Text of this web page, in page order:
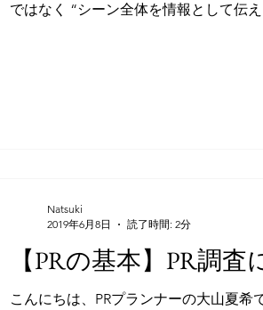
ではなく “シーン全体を情報として伝
【PRの基本】PR調
こんにちは、PRプランナーの大山夏希
Natsuki
2019年6月8日
読了時間: 2分